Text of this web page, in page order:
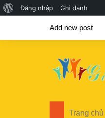
Giới
về
Đăng nhập Ghi danh
Add new post
Trang chủ